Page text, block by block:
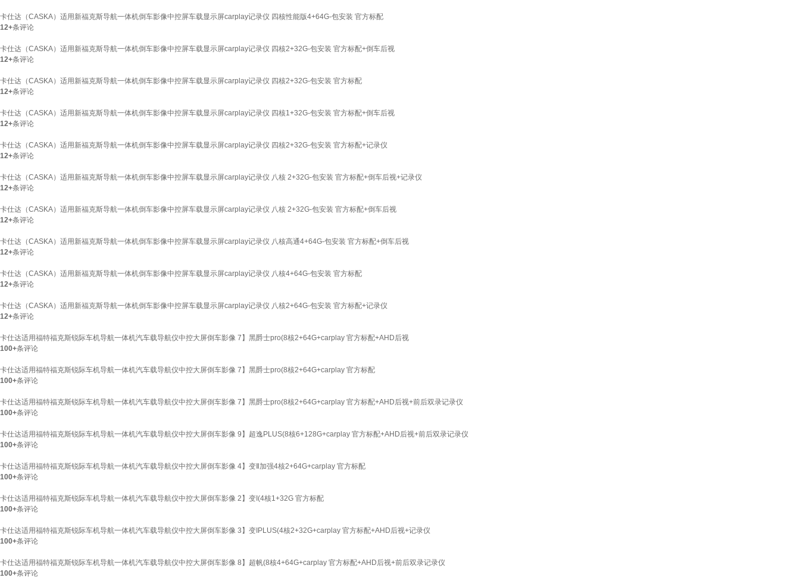
卡仕达（CASKA）适用新福克斯导航一体机倒车影像中控屏车载显示屏carplay记录仪 四核性能版4+64G-包安装 官方标配
12+条评论
卡仕达（CASKA）适用新福克斯导航一体机倒车影像中控屏车载显示屏carplay记录仪 四核2+32G-包安装 官方标配+倒车后视
12+条评论
卡仕达（CASKA）适用新福克斯导航一体机倒车影像中控屏车载显示屏carplay记录仪 四核2+32G-包安装 官方标配
12+条评论
卡仕达（CASKA）适用新福克斯导航一体机倒车影像中控屏车载显示屏carplay记录仪 四核1+32G-包安装 官方标配+倒车后视
12+条评论
卡仕达（CASKA）适用新福克斯导航一体机倒车影像中控屏车载显示屏carplay记录仪 四核2+32G-包安装 官方标配+记录仪
12+条评论
卡仕达（CASKA）适用新福克斯导航一体机倒车影像中控屏车载显示屏carplay记录仪 八核 2+32G-包安装 官方标配+倒车后视+记录仪
12+条评论
卡仕达（CASKA）适用新福克斯导航一体机倒车影像中控屏车载显示屏carplay记录仪 八核 2+32G-包安装 官方标配+倒车后视
12+条评论
卡仕达（CASKA）适用新福克斯导航一体机倒车影像中控屏车载显示屏carplay记录仪 八核高通4+64G-包安装 官方标配+倒车后视
12+条评论
卡仕达（CASKA）适用新福克斯导航一体机倒车影像中控屏车载显示屏carplay记录仪 八核4+64G-包安装 官方标配
12+条评论
卡仕达（CASKA）适用新福克斯导航一体机倒车影像中控屏车载显示屏carplay记录仪 八核2+64G-包安装 官方标配+记录仪
12+条评论
卡仕达适用福特福克斯锐际车机导航一体机汽车载导航仪中控大屏倒车影像 7】黑爵士pro(8核2+64G+carplay 官方标配+AHD后视
100+条评论
卡仕达适用福特福克斯锐际车机导航一体机汽车载导航仪中控大屏倒车影像 7】黑爵士pro(8核2+64G+carplay 官方标配
100+条评论
卡仕达适用福特福克斯锐际车机导航一体机汽车载导航仪中控大屏倒车影像 7】黑爵士pro(8核2+64G+carplay 官方标配+AHD后视+前后双录记录仪
100+条评论
卡仕达适用福特福克斯锐际车机导航一体机汽车载导航仪中控大屏倒车影像 9】超逸PLUS(8核6+128G+carplay 官方标配+AHD后视+前后双录记录仪
100+条评论
卡仕达适用福特福克斯锐际车机导航一体机汽车载导航仪中控大屏倒车影像 4】变Ⅱ加强4核2+64G+carplay 官方标配
100+条评论
卡仕达适用福特福克斯锐际车机导航一体机汽车载导航仪中控大屏倒车影像 2】变I(4核1+32G 官方标配
100+条评论
卡仕达适用福特福克斯锐际车机导航一体机汽车载导航仪中控大屏倒车影像 3】变IPLUS(4核2+32G+carplay 官方标配+AHD后视+记录仪
100+条评论
卡仕达适用福特福克斯锐际车机导航一体机汽车载导航仪中控大屏倒车影像 8】超帆(8核4+64G+carplay 官方标配+AHD后视+前后双录记录仪
100+条评论